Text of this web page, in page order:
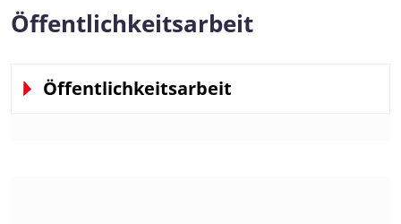
Öffentlichkeitsarbeit
Öffentlichkeitsarbeit